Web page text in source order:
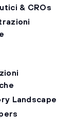
& CROs
Landscape